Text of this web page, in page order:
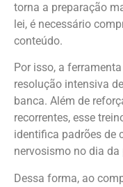
torna a preparação
lei, é necessário
conteúdo.
Por isso, a
resolução intensiva
banca. Além de
recorrentes, esse
identifica padrões de
nervosismo no dia da
Dessa forma, ao